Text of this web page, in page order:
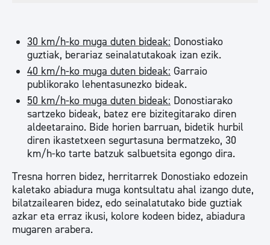
30 km/h-ko muga duten bideak: Donostiako
guztiak, berariaz seinalatutakoak izan ezik.
40 km/h-ko muga duten bideak: Garraio
publikorako lehentasunezko bideak.
50 km/h-ko muga duten bideak: Donostiarako
sartzeko bideak, batez ere bizitegitarako diren
aldeetaraino. Bide horien barruan, bidetik hurbil
diren ikastetxeen segurtasuna bermatzeko, 30
km/h-ko tarte batzuk salbuetsita egongo dira.
Tresna horren bidez, herritarrek Donostiako edozein
kaletako abiadura muga kontsultatu ahal izango dute,
bilatzailearen bidez, edo seinalatutako bide guztiak
azkar eta erraz ikusi, kolore kodeen bidez, abiadura
mugaren arabera.